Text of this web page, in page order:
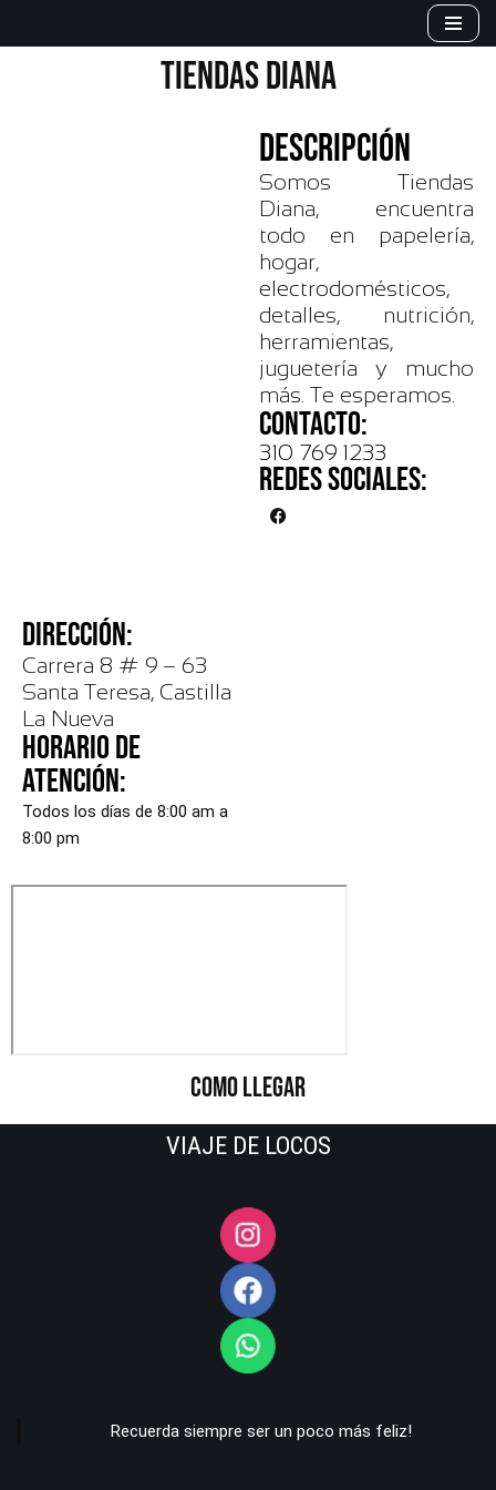
TIENDAS DIANA
DESCRIPCIÓN
Somos Tiendas
Diana, encuentra
todo en papelería,
hogar,
electrodomésticos,
detalles, nutrición,
herramientas,
juguetería y mucho
más. Te esperamos.
CONTACTO:
310 769 1233
REDES SOCIALES:
DIRECCIÓN:
Carrera 8 # 9 – 63
Santa Teresa, Castilla
La Nueva
HORARIO DE
ATENCIÓN:
Todos los días de 8:00 am a
8:00 pm
COMO LLEGAR
VIAJE DE LOCOS
Recuerda siempre ser un poco más feliz!